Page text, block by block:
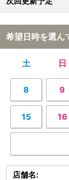
希望日時を選ん
土 日
8 9
15 16
店舗名: